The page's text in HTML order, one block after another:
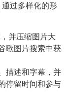
过多样化的形
并压缩图片大
歌图片搜索中获
描述和字幕，并
停留时间和参与